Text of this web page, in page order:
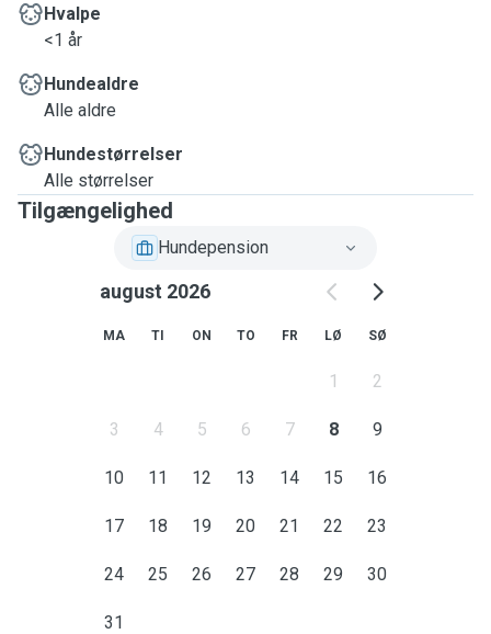
Hvalpe
<1 år
Hundealdre
Alle aldre
Hundestørrelser
Alle størrelser
Tilgængelighed
Hundepension
august 2026
MA TI ON TO FR LØ SØ
1 2
3 4 5 6 7 8 9
10 11 12 13 14 15 16
17 18 19 20 21 22 23
24 25 26 27 28 29 30
31